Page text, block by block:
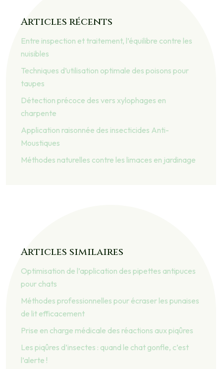
Articles récents
Entre inspection et traitement, l’équilibre contre les
nuisibles
Techniques d’utilisation optimale des poisons pour
taupes
Détection précoce des vers xylophages en
charpente
Application raisonnée des insecticides Anti-
Moustiques
Méthodes naturelles contre les limaces en jardinage
Articles similaires
Optimisation de l’application des pipettes antipuces
pour chats
Méthodes professionnelles pour écraser les punaises
de lit efficacement
Prise en charge médicale des réactions aux piqûres
Les piqûres d’insectes : quand le chat gonfle, c’est
l’alerte !